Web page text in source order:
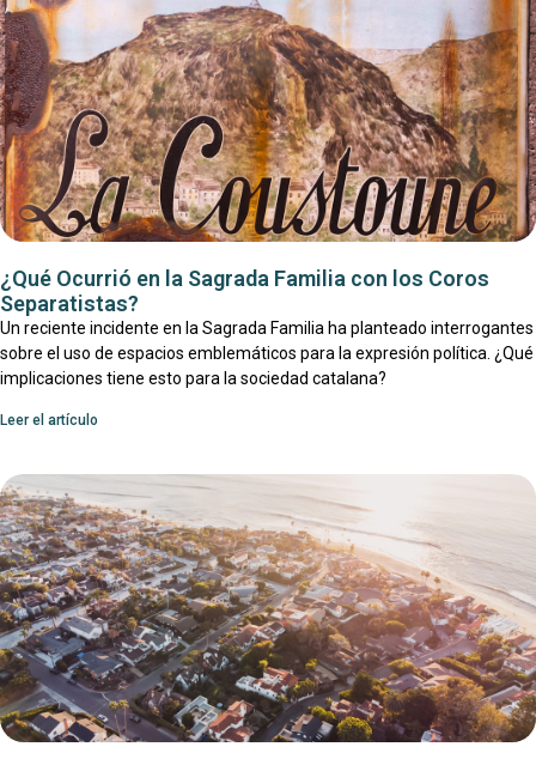
¿Qué Ocurrió en la Sagrada Familia con los Coros
Separatistas?
Un reciente incidente en la Sagrada Familia ha planteado interrogantes
sobre el uso de espacios emblemáticos para la expresión política. ¿Qué
implicaciones tiene esto para la sociedad catalana?
Leer el artículo